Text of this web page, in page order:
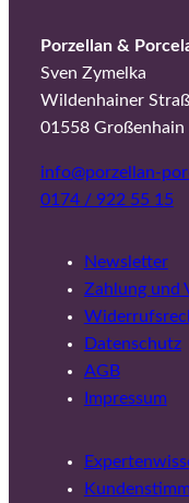
Porzellan &
Sven Zymelka
Wildenhainer
01558
info@porzellan-
0174 / 922 55 15
Newsletter
Zahlung und
Datenschutz
AGB
Impressum